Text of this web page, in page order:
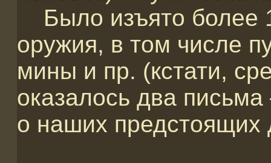
Было изъято более
оружия, в том числе
мины и пр. (кстати,
оказалось два
о наших предстоящих